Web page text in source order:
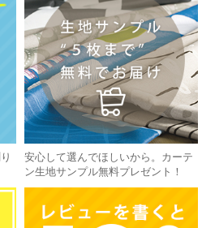
安心して選んでほしいから。カーテ
ン生地サンプル無料プレゼント！